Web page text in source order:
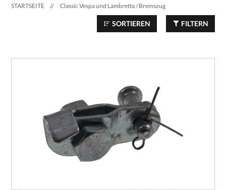
STARTSEITE // Classic Vespa und Lambretta / Bremszug
SORTIEREN FILTERN